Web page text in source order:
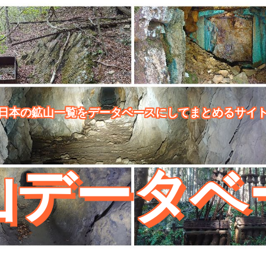
本の鉱山一覧をデータベースにしてまとめるサイ
ータ